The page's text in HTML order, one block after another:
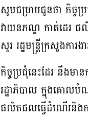
សូមជម្រាបជូនថា កិច្ច
វាយនភណ្ឌ កាត់ដេរ
សួរ រដ្ឋមន្រ្តីក្រសួងកា
កិច្ចប្រជុំនេះដែរ នឹង
រដ្ឋាភិបាល ក្នុងគោល
ផលិតផលធ្វើដំណើរនិង